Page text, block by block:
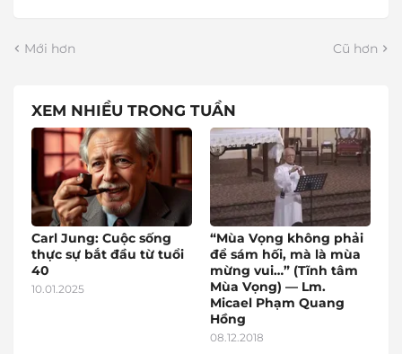
Mới hơn Cũ hơn
XEM NHIỀU TRONG TUẦN
Carl Jung: Cuộc sống
thực sự bắt đầu từ tuổi
40
10.01.2025
“Mùa Vọng không phải
để sám hối, mà là mùa
mừng vui…” (Tĩnh tâm
Mùa Vọng) — Lm.
Micael Phạm Quang
Hồng
08.12.2018